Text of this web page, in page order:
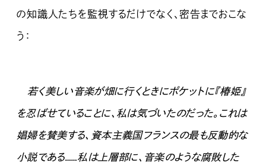
の知識人たちを監視するだけでなく、密告までおこな
う：
若く美しい音楽が畑に行くときにポケットに『椿姫』
を忍ばせていることに、私は気づいたのだった。これは
娼婦を賛美する、資本主義国フランスの最も反動的な
小説である……私は上層部に、音楽のような腐敗した